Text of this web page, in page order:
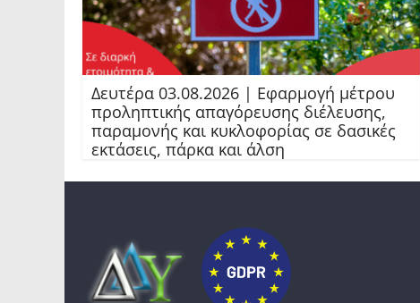
Δευτέρα 03.08.2026 | Εφαρμογή μέτρου
προληπτικής απαγόρευσης διέλευσης,
παραμονής και κυκλοφορίας σε δασικές
εκτάσεις, πάρκα και άλση